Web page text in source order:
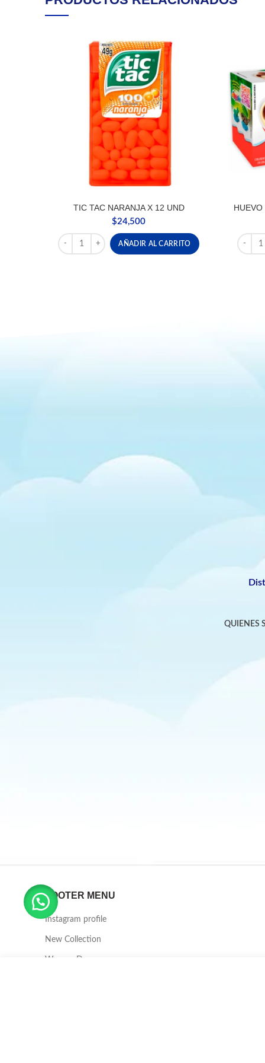
TIC TAC NARANJA X 12 UND
$24,500
TIC TAC NARANJA X 12 UND cantidad
AÑADIR AL CARRITO
QUIENES
FOOTER MENU
Instagram profile
New Collection
Woman Dress